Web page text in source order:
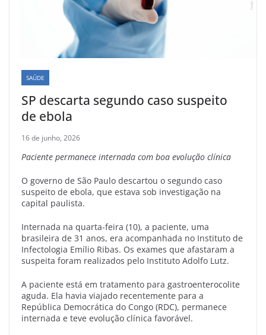
SAÚDE
SP descarta segundo caso suspeito
de ebola
16 de junho, 2026
Paciente permanece internada com boa evolução clínica
O governo de São Paulo descartou o segundo caso
suspeito de ebola, que estava sob investigação na
capital paulista.
Internada na quarta-feira (10), a paciente, uma
brasileira de 31 anos, era acompanhada no Instituto de
Infectologia Emílio Ribas. Os exames que afastaram a
suspeita foram realizados pelo Instituto Adolfo Lutz.
A paciente está em tratamento para gastroenterocolite
aguda. Ela havia viajado recentemente para a
República Democrática do Congo (RDC), permanece
internada e teve evolução clínica favorável.